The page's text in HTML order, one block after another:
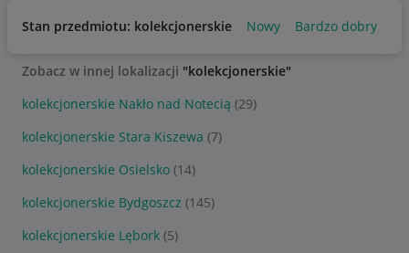
Stan przedmiotu: kolekcjonerskie Nowy Bardzo dobry
Zobacz w innej lokalizacji "kolekcjonerskie"
kolekcjonerskie Nakło nad Notecią (29)
kolekcjonerskie Stara Kiszewa (7)
kolekcjonerskie Osielsko (14)
kolekcjonerskie Bydgoszcz (145)
kolekcjonerskie Lębork (5)